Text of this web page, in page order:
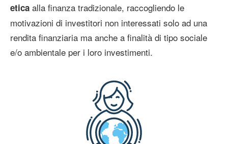
etica alla finanza tradizionale, raccogliendo le
motivazioni di investitori non interessati solo ad una
rendita finanziaria ma anche a finalità di tipo sociale
e/o ambientale per i loro investimenti.